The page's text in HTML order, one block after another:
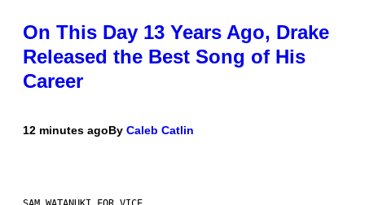
On This Day 13 Years Ago, Drake
Released the Best Song of His
Career
12 minutes agoBy Caleb Catlin